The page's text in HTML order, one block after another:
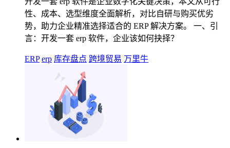
性、成本、选型维度全面解析，对比自研与购买优劣
势，助力企业精准选择适合的 ERP 解决方案。 一、引
言：开发一套 erp 软件，企业该如何抉择？
ERP erp 库存盘点 跨境贸易 万里牛